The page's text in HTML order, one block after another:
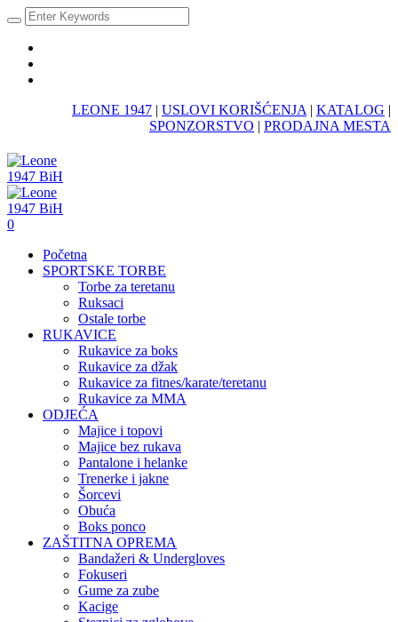
LEONE 1947 | USLOVI KORIŠĆENJA | KATALOG |
SPONZORSTVO | PRODAJNA MESTA
0
Početna
SPORTSKE TORBE
Torbe za teretanu
Ruksaci
Ostale torbe
RUKAVICE
Rukavice za boks
Rukavice za džak
Rukavice za fitnes/karate/teretanu
Rukavice za MMA
ODJEĆA
Majice i topovi
Majice bez rukava
Pantalone i helanke
Trenerke i jakne
Šorcevi
Obuća
Boks ponco
ZAŠTITNA OPREMA
Bandažeri & Undergloves
Fokuseri
Gume za zube
Kacige